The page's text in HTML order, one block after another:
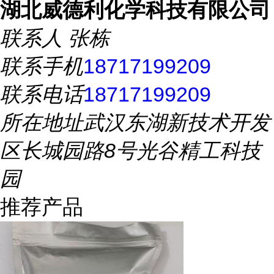
湖北威德利化学科技有限公司
联系人 张栋
联系手机18717199209
联系电话18717199209
所在地址武汉东湖新技术开发
区长城园路8号光谷精工科技
园
推荐产品